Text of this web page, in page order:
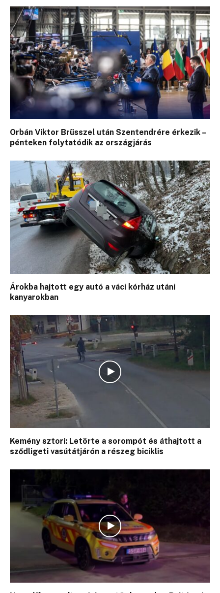
Orbán Viktor Brüsszel után Szentendrére érkezik –
pénteken folytatódik az országjárás
Árokba hajtott egy autó a váci kórház utáni
kanyarokban
Kemény sztori: Letörte a sorompót és áthajtott a
sződligeti vasútátjárón a részeg biciklis